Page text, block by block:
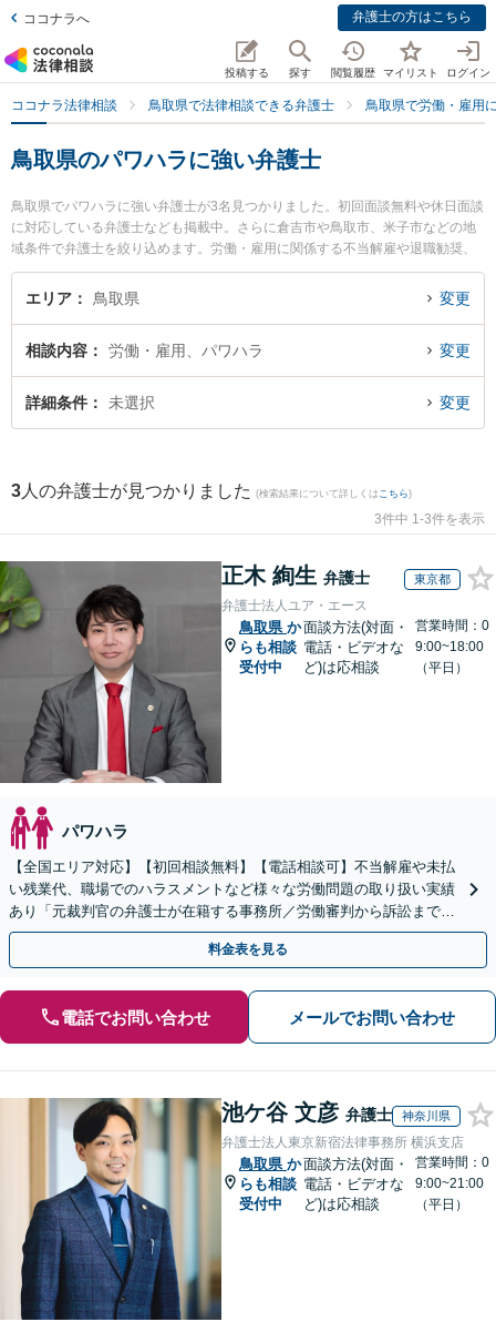
ココナラへ 弁護士の方はこちら
投稿する 探す 閲覧履歴 マイリスト ログイン
ココナラ法律相談 鳥取県で法律相談できる弁護士 鳥取県で労働・雇用
鳥取県のパワハラに強い弁護士
鳥取県でパワハラに強い弁護士が3名見つかりました。初回面談無料や休日面談
に対応している弁護士なども掲載中。さらに倉吉市や鳥取市、米子市などの地
域条件で弁護士を絞り込めます。労働・雇用に関係する不当解雇や退職勧奨、
内定取消等の細かな分野での絞り込み検索もでき便利です。特に弁護士法人は
くと総合法律事務所の中﨑 雄一弁護士や倉吉うつぶき法律事務所の濵田 卓志弁
のトラブルを今すぐに弁護士に相談したい』『パワハラのトラブル解決の実績
豊富な近くの弁護士を検索したい』『初回相談無料でパワハラを法律相談でき
る鳥取県内の弁護士に相談予約したい』などでお困りの相談者さんにおすすめ
エリア 鳥取県 変更
相談内容 労働・雇用、パワハラ 変更
詳細条件 未選択 変更
3 人の弁護士が見つかりました (検索結果について詳しくは こちら)
3件中 1-3件を表示
正木 絢生 弁護士 東京都
弁護士法人ユア・エース
鳥取県 か
らも相談
受付中
面談方法(対面・
電話・ビデオな
ど)は応相談
営業時間：0
9:00~18:00
（平日）
パワハラ
【全国エリア対応】【初回相談無料】【電話相談可】不当解雇や未払
い残業代、職場でのハラスメントなど様々な労働問題の取り扱い実績
あり「元裁判官の弁護士が在籍する事務所／労働審判から訴訟まで、
裁判官経験を活かした最適な戦略を立案」
料金表を見る
電話でお問い合わせ メールでお問い合わせ
池ケ谷 文彦 弁護士 神奈川県
弁護士法人東京新宿法律事務所 横浜支店
鳥取県 か
らも相談
受付中
面談方法(対面・
電話・ビデオな
ど)は応相談
営業時間：0
9:00~21:00
（平日）